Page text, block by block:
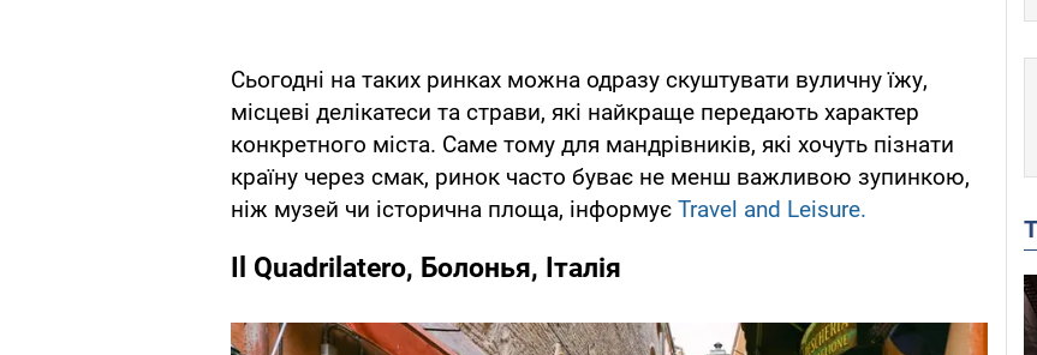
Сьогодні на таких ринках можна одразу скуштувати вуличну їжу,
місцеві делікатеси та страви, які найкраще передають характер
конкретного міста. Саме тому для мандрівників, які хочуть пізнати
країну через смак, ринок часто буває не менш важливою зупинкою,
ніж музей чи історична площа, інформує Travel and Leisure.
Il Quadrilatero, Болонья, Італія